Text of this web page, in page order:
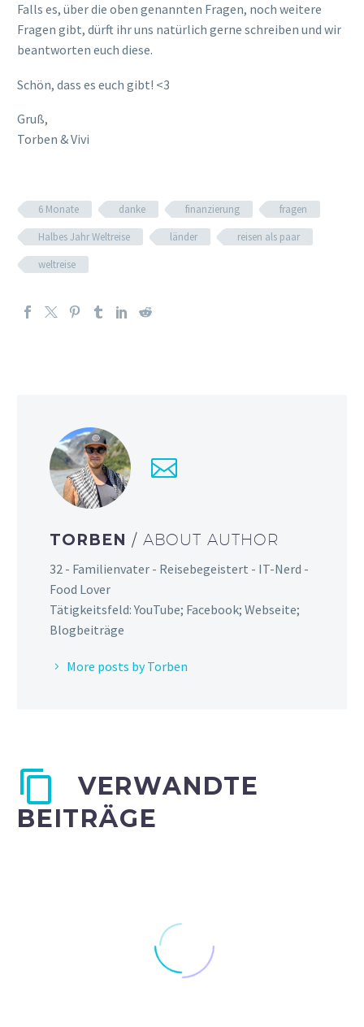
Falls es, über die oben genannten Fragen, noch weitere
Fragen gibt, dürft ihr uns natürlich gerne schreiben und wir
beantworten euch diese.
Schön, dass es euch gibt! <3
Gruß,
Torben & Vivi
6 Monate danke finanzierung
fragen
Halbes Jahr Weltreise
länder
reisen als paar
weltreise
TORBEN / ABOUT AUTHOR
32 - Familienvater - Reisebegeistert - IT-Nerd -
Food Lover
Tätigkeitsfeld: YouTube; Facebook; Webseite;
Blogbeiträge
More posts by Torben
VERWANDTE
BEITRÄGE